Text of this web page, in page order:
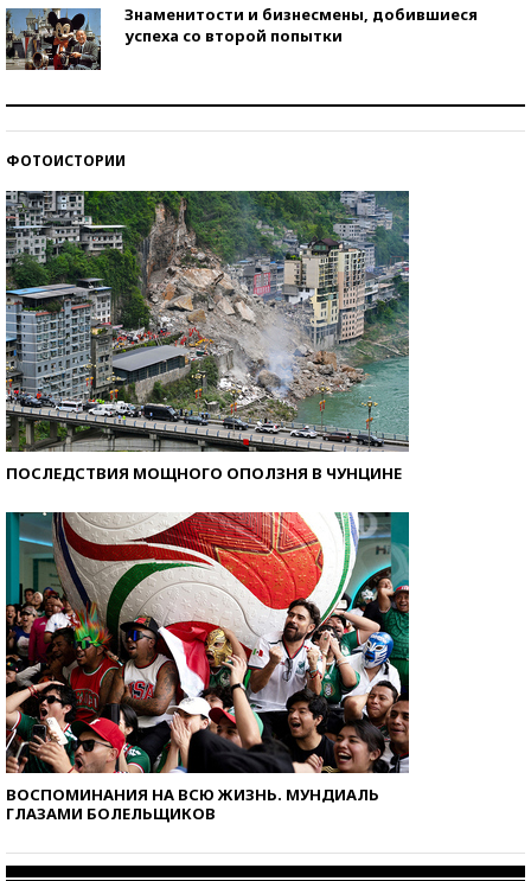
Знаменитости и бизнесмены, добившиеся
успеха со второй попытки
ФОТОИСТОРИИ
ПОСЛЕДСТВИЯ МОЩНОГО ОПОЛЗНЯ В ЧУНЦИНЕ
ВОСПОМИНАНИЯ НА ВСЮ ЖИЗНЬ. МУНДИАЛЬ
ГЛАЗАМИ БОЛЕЛЬЩИКОВ